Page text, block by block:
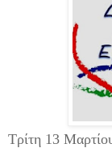
Τρίτη 13